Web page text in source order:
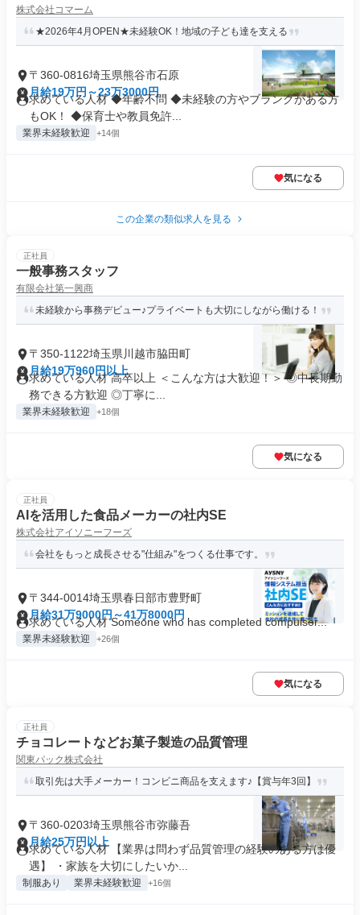
株式会社コマーム
★2026年4月OPEN★未経験OK！地域の子ども達を支える
〒360-0816埼玉県熊谷市石原
月給19万円～23万3000円
求めている人材 ◆年齢不問 ◆未経験の方やブランクがある方
もOK！ ◆保育士や教員免許...
業界未経験歓迎 +14個
気になる
この企業の類似求人を見る
正社員
一般事務スタッフ
有限会社第一興商
未経験から事務デビュー♪プライベートも大切にしながら働ける！
〒350-1122埼玉県川越市脇田町
月給19万960円以上
求めている人材 高卒以上 ＜こんな方は大歓迎！＞ ◎中長期勤
務できる方歓迎 ◎丁寧に...
業界未経験歓迎 +18個
気になる
正社員
AIを活用した食品メーカーの社内SE
株式会社アイソニーフーズ
会社をもっと成長させる"仕組み"をつくる仕事です。
〒344-0014埼玉県春日部市豊野町
月給31万9000円～41万8000円
求めている人材 Someone who has completed compulsor...
業界未経験歓迎 +26個
気になる
正社員
チョコレートなどお菓子製造の品質管理
関東パック株式会社
取引先は大手メーカー！コンビニ商品を支えます♪【賞与年3回】
〒360-0203埼玉県熊谷市弥藤吾
月給25万円以上
求めている人材 【業界は問わず品質管理の経験のある方は優
遇】 ・家族を大切にしたいか...
制服あり 業界未経験歓迎 +16個